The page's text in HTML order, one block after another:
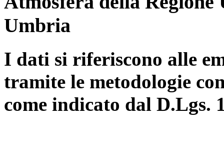
Umbria
I dati si riferiscono alle
tramite le metodologie
come indicato dal D.Lgs.